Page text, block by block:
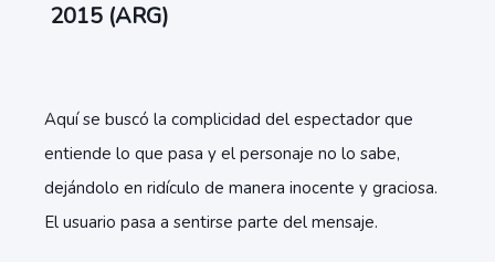
2015 (ARG)
Aquí se buscó la complicidad del espectador que
entiende lo que pasa y el personaje no lo sabe,
dejándolo en ridículo de manera inocente y graciosa.
El usuario pasa a sentirse parte del mensaje.